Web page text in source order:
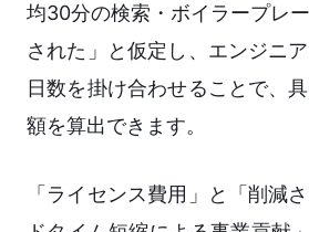
均30分の検索・ボイラープレ
された」と仮定し、エンジニ
日数を掛け合わせることで、
額を算出できます。
「ライセンス費用」と「削減